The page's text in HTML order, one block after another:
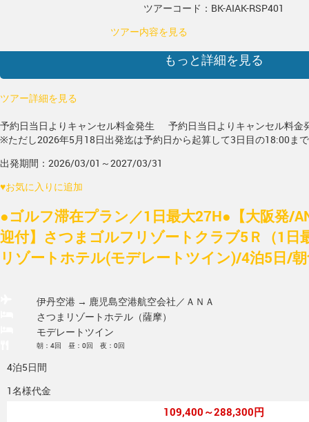
ツアーコード：BK-AIAK-RSP401
ツアー内容を見る
もっと詳細を見る
ツアー詳細を見る
予約日当日よりキャンセル料金発生
予約日当日よりキャンセル料金
※ただし2026年5月18日出発迄は予約日から起算して3日目の18:00ま
出発期間：2026/03/01～2027/03/31
♥お気に入りに追加
●ゴルフ滞在プラン／1日最大27H●【大阪発/
迎付】さつまゴルフリゾートクラブ5Ｒ（1日
リゾートホテル(モデレートツイン)/4泊5日/
伊丹空港 → 鹿児島空港航空会社／ＡＮＡ
さつまリゾートホテル（薩摩）
モデレートツイン
朝：4回 昼：0回 夜：0回
4泊5日間
1名様代金
109,400～288,300円